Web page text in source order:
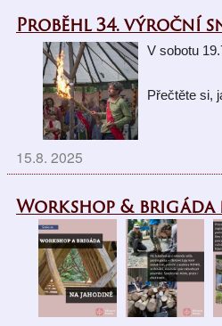
Proběhl 34. výroční
V sobotu
Přečtěte si,
15.8. 2025
Workshop & brigáda